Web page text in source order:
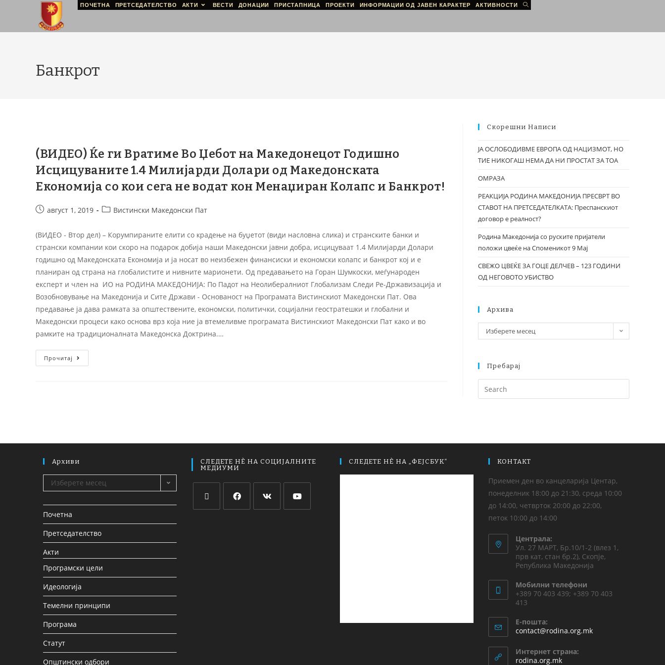
ПОЧЕТНА ПРЕТСЕДАТЕЛСТВО АКТИ ВЕСТИ ДОНАЦИИ ПРИСТАПНИЦА ПРОЕКТИ ИНФОРМАЦИИ ОД ЈАВЕН КАРАКТЕР АКТИВНОСТИ
Банкрот
(ВИДЕО) Ќе ги Вратиме Во Џебот на Македонецот Годишно
Исцицуваните 1.4 Милијарди Долари од Македонската
Економија со кои сега не водат кон Менаџиран Колапс и Банкрот!
август 1, 2019 Вистински Македонски Пат
(ВИДЕО - Втор дел) – Корумпираните елити со крадење на буџетот (види насловна слика) и странските банки и
странски компании кои скоро на подарок добија наши Македонски јавни добра, исцицуваат 1.4 Милијарди Долари
годишно од Македонската Економија и ја носат во неизбежен финансиски и економски колапс и банкрот кој и е
планиран од страна на глобалистите и нивните марионети. Од предавањето на Горан Шумкоски, меѓународен
експерт и член на ИО на РОДИНА МАКЕДОНИЈА: По Падот на Неолибералниот Глобализам Следи Ре-Државизација и
Возобновување на Македонија и Сите Држави - Основаност на Програмата Вистинскиот Македонски Пат. Ова
предавање ја дава рамката за општествените, економски, политички, социјални геостратешки и глобални и
Македонски процеси како основа врз која ние ја втемеливме програмата Вистинскиот Македонски Пат како и во
рамките на традиционалната Македонска Доктрина.…
Прочитај
Скорешни Написи
ЈА ОСЛОБОДИВМЕ ЕВРОПА ОД НАЦИЗМОТ, НО
ТИЕ НИКОГАШ НЕМА ДА НИ ПРОСТАТ ЗА ТОА
ОМРАЗА
РЕАКЦИЈА РОДИНА МАКЕДОНИЈА ПРЕСВРТ ВО
СТАВОТ НА ПРЕТСЕДАТЕЛКАТА: Преспанскиот
договор е реалност?
Родина Македонија со руските пријатели
положи цвеќе на Споменикот 9 Мај
СВЕЖО ЦВЕЌЕ ЗА ГОЦЕ ДЕЛЧЕВ – 123 ГОДИНИ
ОД НЕГОВОТО УБИСТВО
Архива
Изберете месец
Пребарај
Архиви
Изберете месец
Почетна
Претседателство
Акти
Програмски цели
Идеологија
Темелни принципи
Програма
Статут
Општински одбори
СЛЕДЕТЕ НЀ НА СОЦИЈАЛНИТЕ
МЕДИУМИ
СЛЕДЕТЕ НЀ НА „ФЕЈСБУК“ КОНТАКТ
Приемен ден во канцеларија Центар,
понеделник 18:00 до 21:30, среда 10:00
до 14:00, четврток 20:00 до 22:00,
петок 10:00 до 14:00
Централа:
Ул. 27 МАРТ, Бр.10/1-2 (влез 1,
прв кат, стан бр.2), Скопје,
Република Македонија
Мобилни телефони
+389 70 403 439; +389 70 403
413
Е-пошта:
contact@rodina.org.mk
Интернет страна:
rodina.org.mk